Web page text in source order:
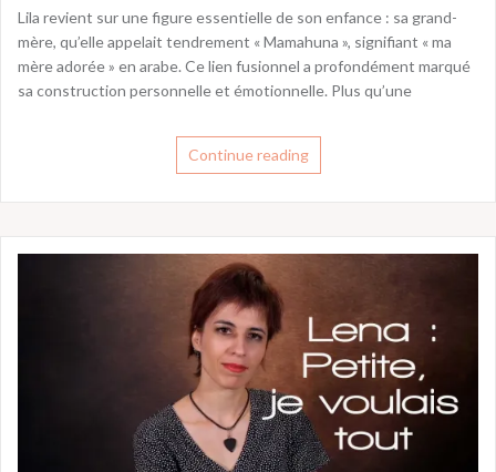
Lila revient sur une figure essentielle de son enfance : sa grand-
mère, qu’elle appelait tendrement « Mamahuna », signifiant « ma
mère adorée » en arabe. Ce lien fusionnel a profondément marqué
sa construction personnelle et émotionnelle. Plus qu’une
Continue reading